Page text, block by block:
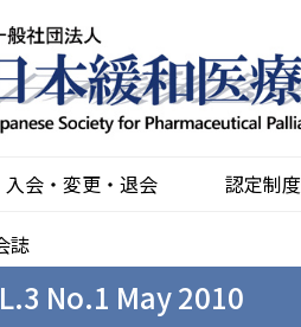
入会・変更・退会 認定制度
誌
No.1 May 2010